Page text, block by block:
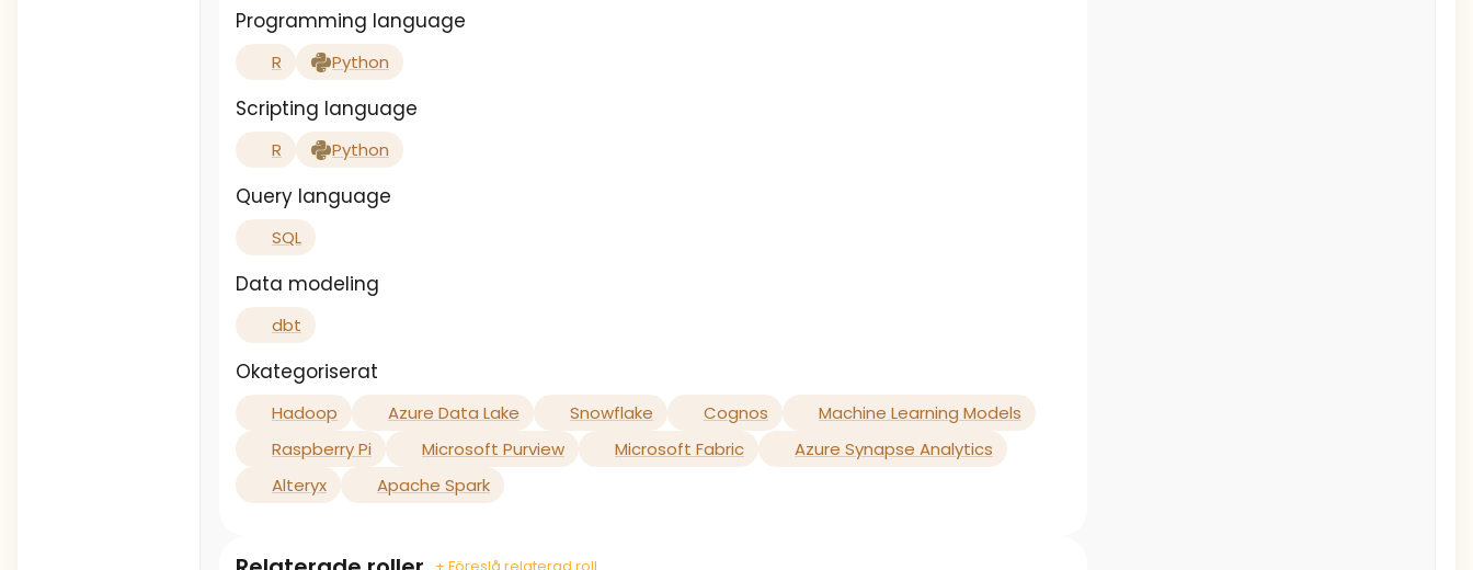
Programming language
R Python
Scripting language
R Python
Query language
SQL
Data modeling
dbt
Okategoriserat
Hadoop Azure Data Lake Snowflake Cognos
Machine Learning Models
Raspberry Pi
Microsoft Purview Microsoft Fabric
Azure Synapse Analytics
Alteryx
Apache Spark